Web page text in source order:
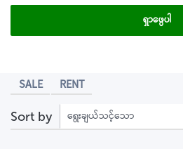
ရှာဖွေပါ
SALE RENT
Sort by ရွေးချယ်သင့်သော